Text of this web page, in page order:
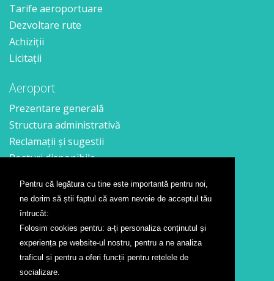
Pentru că legătura cu tine este importantă pentru noi,
ne dorim să știi faptul că avem nevoie de acceptul tău
întrucât:
Folosim cookies pentru: a-ți personaliza conținutul și
experiența pe website-ul nostru, pentru a ne analiza
traficul și pentru a oferi funcții pentru rețelele de
socializare.
Tarife aeroportuare
Dezvoltare rute
Achiziții
Licitații
Aeroport
Prezentare generală
Structura administrativă
Reclamații și sugestii
Posturi disponibile
Contact
Formular contact
Localizare
Presă
Companii aeriene